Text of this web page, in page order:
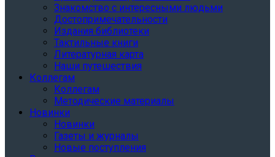
Знакомство с интересными людьми
Достопримечательности
Издания библиотеки
Тактильные книги
Литературная карта
Наши путешествия
Коллегам
Коллегам
Методические материалы
Новинки
Новинки
Газеты и журналы
Новые поступления